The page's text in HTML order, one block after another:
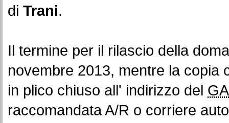
di Trani.
Il termine per il rilascio della
novembre 2013, mentre la copia
in plico chiuso all' indirizzo del
raccomandata A/R o corriere